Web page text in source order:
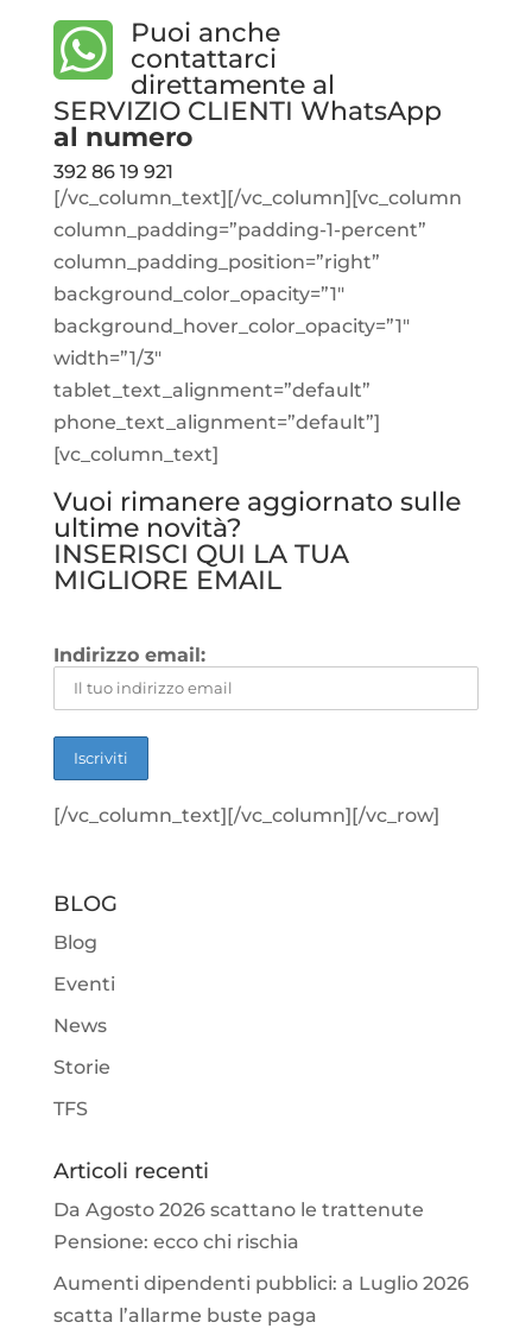
Puoi anche
contattarci
direttamente al
SERVIZIO CLIENTI WhatsApp
al numero
392 86 19 921
[/vc_column_text][/vc_column][vc_column
column_padding=”padding-1-percent”
column_padding_position=”right”
background_color_opacity=”1″
background_hover_color_opacity=”1″
width=”1/3″
tablet_text_alignment=”default”
phone_text_alignment=”default”]
[vc_column_text]
Vuoi rimanere aggiornato sulle
ultime novità?
INSERISCI QUI LA TUA
MIGLIORE EMAIL
Indirizzo email:
[/vc_column_text][/vc_column][/vc_row]
BLOG
Blog
Eventi
News
Storie
TFS
Articoli recenti
Da Agosto 2026 scattano le trattenute
Pensione: ecco chi rischia
Aumenti dipendenti pubblici: a Luglio 2026
scatta l’allarme buste paga